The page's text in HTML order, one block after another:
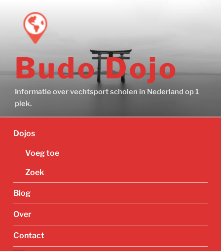
Budo Dojo
Informatie over vechtsport scholen in Nederland op 1
plek.
Dojos
Voeg toe
Zoek
Blog
Over
Contact